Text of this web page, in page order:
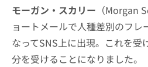
モーガン・スカリー （Morgan
ョートメールで人種差別のフレ
なってSNS上に出現。これを受
分を受けることになりました。